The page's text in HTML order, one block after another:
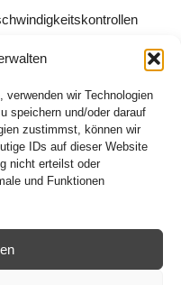
wir Technologien
speichern und/oder darauf
zustimmst, können wir
IDs auf dieser Website
nicht erteilst oder
und Funktionen
Sport: Was Wirklich
Winter Richtig Schützen